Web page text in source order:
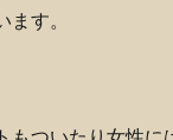
す。